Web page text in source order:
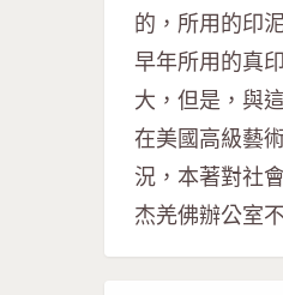
的，所用的印
早年所用的真
大，但是，與
在美國高級藝
況，本著對社
杰羌佛辦公室